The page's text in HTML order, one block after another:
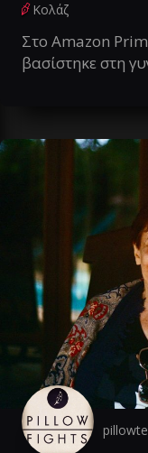
Κολάζ
Στο Amazon
βασίστηκε στη